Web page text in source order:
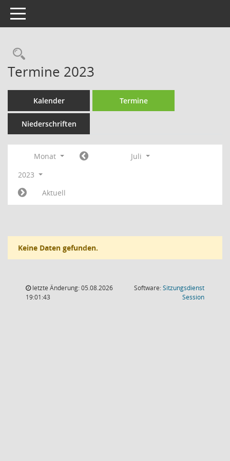
Toggle navigation
Rechercheauswahl
Termine 2023
Kalender Termine
Niederschriften
Monat
Juli
2023
Aktuell
Keine Daten gefunden.
letzte Änderung: 05.08.2026
19:01:43
Software:Sitzungsdienst
Session(Wird in